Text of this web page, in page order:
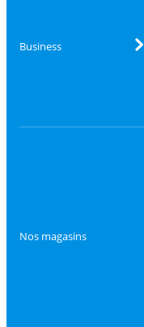
Business
Nos magasins